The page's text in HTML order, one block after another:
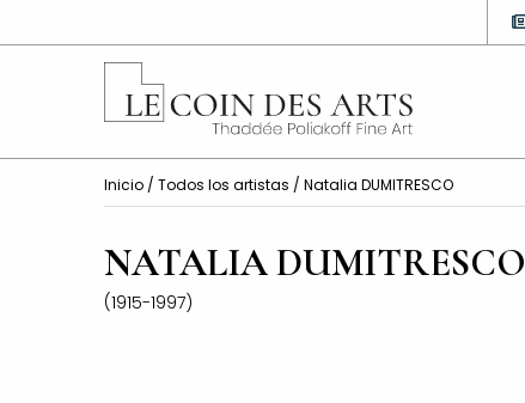
Inicio / Todos los artistas / Natalia DUMITRESCO
NATALIA DUMITRESCO
(1915-1997)